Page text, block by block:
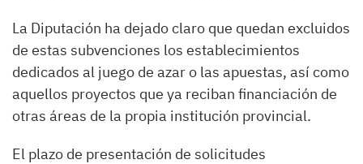
La Diputación ha dejado claro que quedan excluidos
de estas subvenciones los establecimientos
dedicados al juego de azar o las apuestas, así como
aquellos proyectos que ya reciban financiación de
otras áreas de la propia institución provincial.
El plazo de presentación de solicitudes